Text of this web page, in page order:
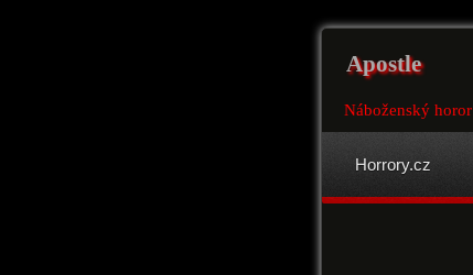
Apostle
Náboženský horor
Horrory.cz